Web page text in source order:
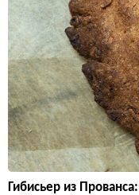
Гибисьер из